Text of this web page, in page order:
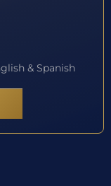
& Spanish